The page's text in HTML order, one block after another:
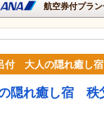
航空券付プラ
付 大人の隠れ癒し宿
隠れ癒し宿